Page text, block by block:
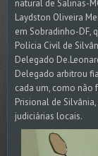
natural de Salinas-
Laydston Oliveira
em Sobradinho-DF,
Polícia Civil de
Delegado
Delegado arbitrou
cada um, como não
Prisional de
judiciárias locais.